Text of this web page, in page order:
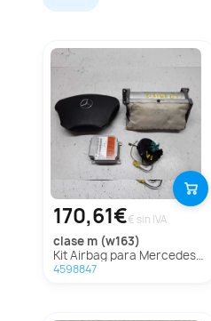
170,61€€ sin IVA
clase m (w163)
Kit Airbag para Mercedes-Benz Clase M (W163)
4598847